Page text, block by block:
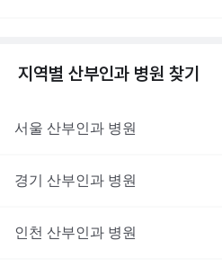
지역별 산부인과 병원 찾기
서울 산부인과 병원
경기 산부인과 병원
인천 산부인과 병원